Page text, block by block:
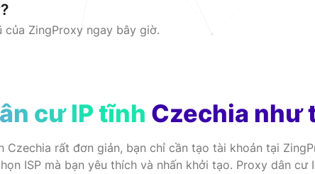
ZingProxy ngay bây giờ.
cư IP tĩnh Czechia như
Czechia rất đơn giản, bạn chỉ cần tạo tài khoản tại
ISP mà bạn yêu thích và nhấn khởi tạo. Proxy dân cư